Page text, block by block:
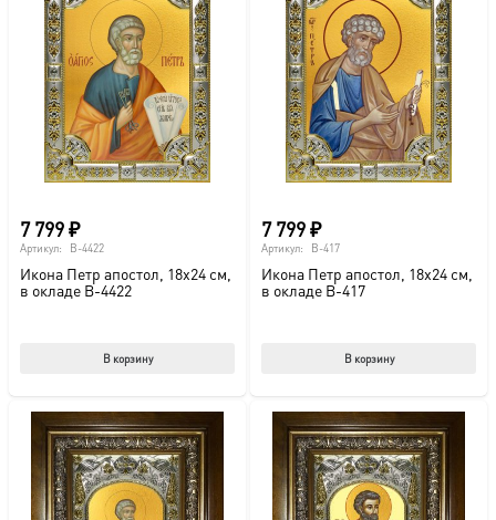
7 799₽
Артикул: B-4422
Икона Петр апостол, 18х24 см,
в окладе B-4422
В корзину
7 799₽
Артикул: B-417
Икона Петр апостол, 18х24 см,
в окладе B-417
В корзину